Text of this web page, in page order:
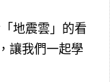
地震雲」的看
讓我們一起學